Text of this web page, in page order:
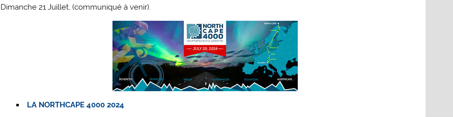
Dimanche 21 Juillet, (communiqué à venir).
LA NORTHCAPE 4000 2024